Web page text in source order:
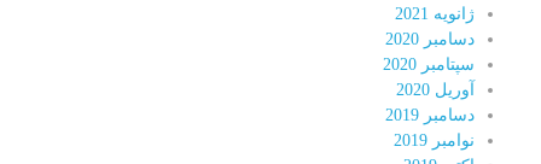
ژانویه 2021
دسامبر 2020
سپتامبر 2020
آوریل 2020
دسامبر 2019
نوامبر 2019